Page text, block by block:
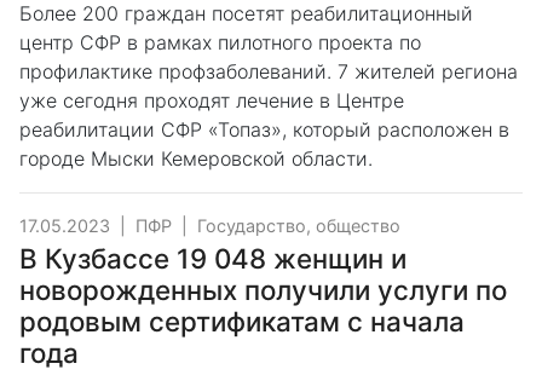
Более 200 граждан посетят реабилитационный
центр СФР в рамках пилотного проекта по
профилактике профзаболеваний. 7 жителей региона
уже сегодня проходят лечение в Центре
реабилитации СФР «Топаз», который расположен в
городе Мыски Кемеровской области.
17.05.2023 ПФР Государство, общество
В Кузбассе 19 048 женщин и
новорожденных получили услуги по
родовым сертификатам с начала
года